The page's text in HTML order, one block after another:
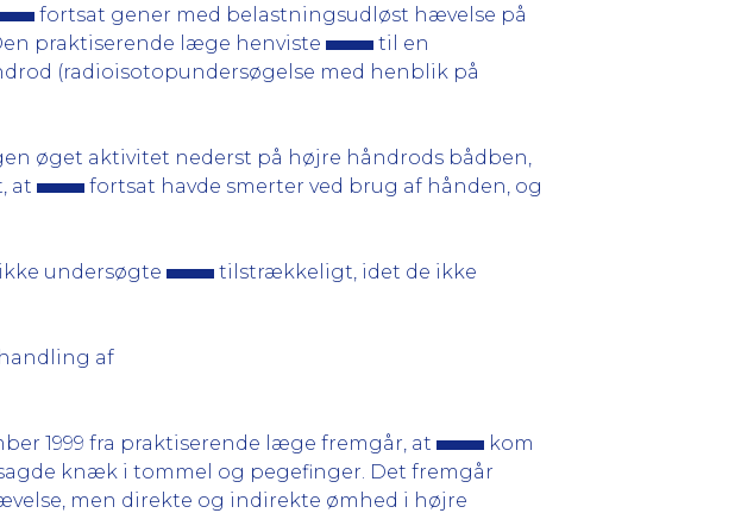
fortsat gener med belastningsudløst hævelse på
praktiserende læge henviste
til en
(radioisotopundersøgelse med henblik på
øget aktivitet nederst på højre håndrods bådben,
at
fortsat havde smerter ved brug af hånden, og
ikke undersøgte
tilstrækkeligt, idet de ikke
af
1999 fra praktiserende læge fremgår, at
kom
knæk i tommel og pegefinger. Det fremgår
men direkte og indirekte ømhed i højre